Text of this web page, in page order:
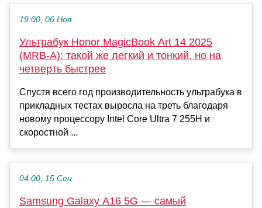
19:00, 06 Ноя
Ультрабук Honor MagicBook Art 14 2025
(MRB-A): такой же легкий и тонкий, но на
четверть быстрее
Спустя всего год производительность ультрабука в
прикладных тестах выросла на треть благодаря
новому процессору Intel Core Ultra 7 255H и
скоростной ...
04:00, 15 Сен
Samsung Galaxy A16 5G — самый